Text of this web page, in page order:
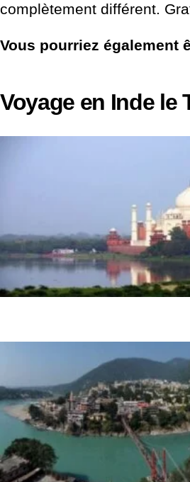
complètement différent.
Vous pourriez également
Voyage en Inde le